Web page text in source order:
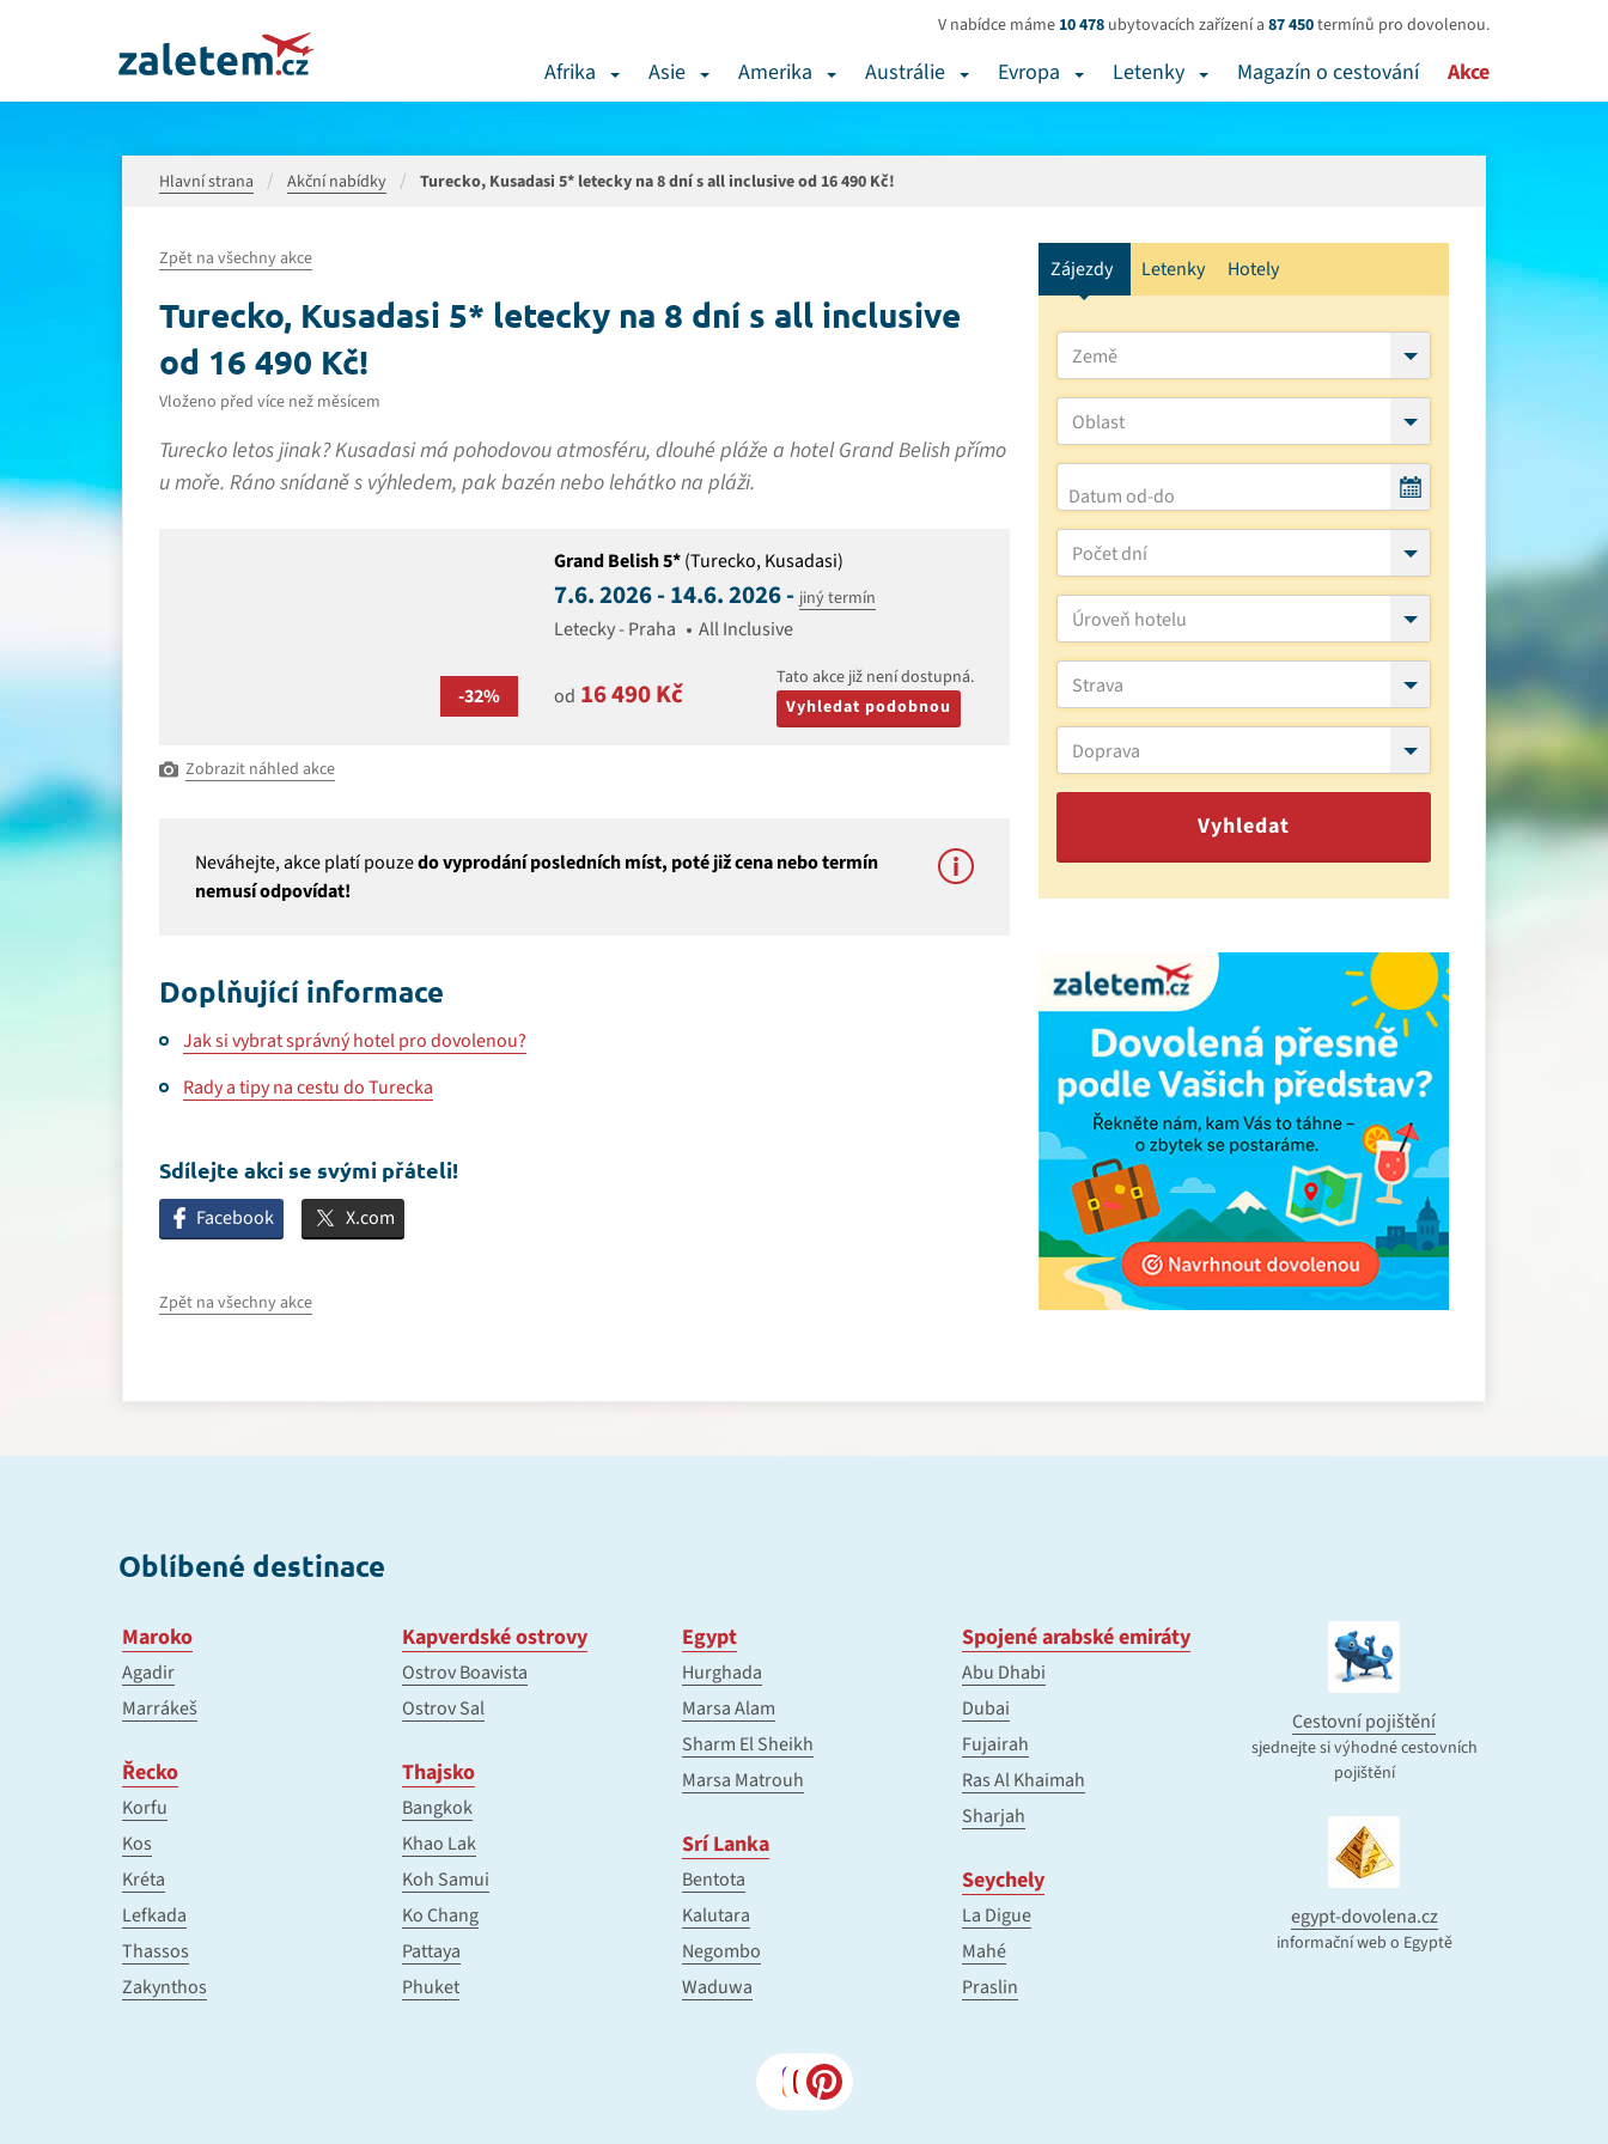
V nabídce máme 10 478 ubytovacích zařízení a 87 450termínů pro dovolenou.
Afrika Asie Amerika Austrálie Evropa Letenky Magazín o cestování Akce
Hlavní strana Akční nabídky Turecko, Kusadasi 5* letecky na 8 dní s all inclusive od 16 490 Kč!
Zpět na všechny akce
Turecko, Kusadasi 5* letecky na 8 dní s all inclusive
od 16 490 Kč!
Vloženo před více než měsícem
Turecko letos jinak? Kusadasi má pohodovou atmosféru, dlouhé pláže a hotel Grand Belish přímo
u moře. Ráno snídaně s výhledem, pak bazén nebo lehátko na pláži.
-32%
Grand Belish 5*(Turecko, Kusadasi)
7.6. 2026 - 14.6. 2026 - jiný termín
Letecky - Praha All Inclusive
od 16 490 Kč
Tato akce již není dostupná.
Vyhledat podobnou
Zobrazit náhled akce
Neváhejte, akce platí pouzedo vyprodání posledních míst, poté již cena nebo termín
nemusí odpovídat!
Doplňující informace
Jak si vybrat správný hotel pro dovolenou?
Rady a tipy na cestu do Turecka
Sdílejte akci se svými přáteli!
Facebook X.com
Zpět na všechny akce
Zájezdy Letenky Hotely
Země
Oblast
Počet dní
Úroveň hotelu
Strava
Doprava
Vyhledat
Oblíbené destinace
Maroko
Agadir
Marrákeš
Řecko
Korfu
Kos
Kréta
Lefkada
Thassos
Zakynthos
Kapverdské ostrovy
Ostrov Boavista
Ostrov Sal
Thajsko
Bangkok
Khao Lak
Koh Samui
Ko Chang
Pattaya
Phuket
Egypt
Hurghada
Marsa Alam
Sharm El Sheikh
Marsa Matrouh
Srí Lanka
Bentota
Kalutara
Negombo
Waduwa
Spojené arabské emiráty
Abu Dhabi
Dubai
Fujairah
Ras Al Khaimah
Sharjah
Seychely
La Digue
Mahé
Praslin
Cestovní pojištění
sjednejte si výhodné cestovních
pojištění
egypt-dovolena.cz
informační web o Egyptě